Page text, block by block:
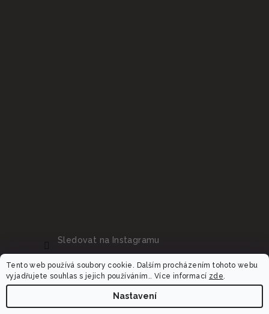
Tento web používá soubory cookie. Dalším procházením tohoto webu
vyjadřujete souhlas s jejich používáním.. Více informací zde.
Nastavení
Sledovat na Instagramu